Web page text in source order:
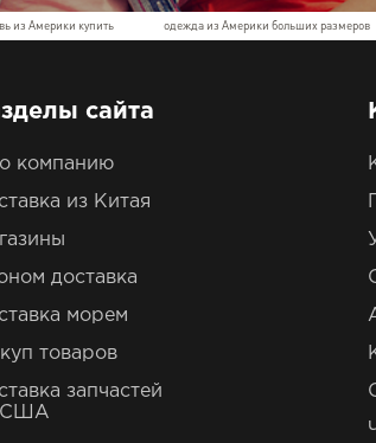
из Америки купить одежда из Америки больших размеров
сайта
компанию
из Китая
доставка
морем
товаров
запчастей
США